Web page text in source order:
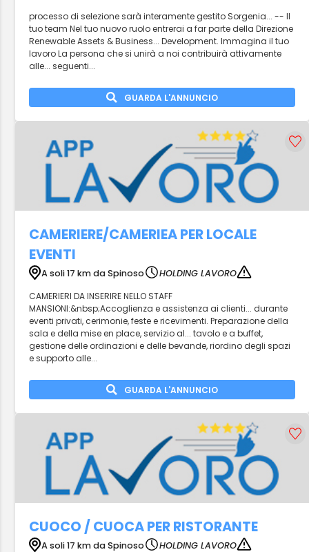
processo di selezione sarà interamente gestito Sorgenia... -- Il
tuo team Nel tuo nuovo ruolo entrerai a far parte della Direzione
Renewable Assets & Business... Development. Immagina il tuo
lavoro La persona che si unirà a noi contribuirà attivamente
alle... seguenti...
GUARDA L'ANNUNCIO
CAMERIERE/CAMERIEA PER LOCALE
EVENTI
A soli 17 km da Spinoso
HOLDING LAVORO
CAMERIERI DA INSERIRE NELLO STAFF
MANSIONI:&nbsp;Accoglienza e assistenza ai clienti... durante
eventi privati, cerimonie, feste e ricevimenti. Preparazione della
sala e della mise en place, servizio al... tavolo e a buffet,
gestione delle ordinazioni e delle bevande, riordino degli spazi
e supporto alle...
GUARDA L'ANNUNCIO
CUOCO / CUOCA PER RISTORANTE
A soli 17 km da Spinoso
HOLDING LAVORO